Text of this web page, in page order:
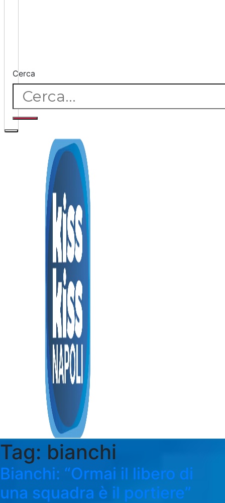
Cerca
Tag: bianchi
Bianchi: “Ormai il libero di
una squadra è il portiere”